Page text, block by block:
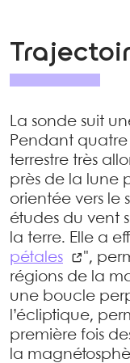
La sonde suit
Pendant
terrestre très
près de la lune
orientée vers le
études du vent
la terre. Elle a
pétales
",
régions de la
une boucle
l’écliptique,
première fois
la